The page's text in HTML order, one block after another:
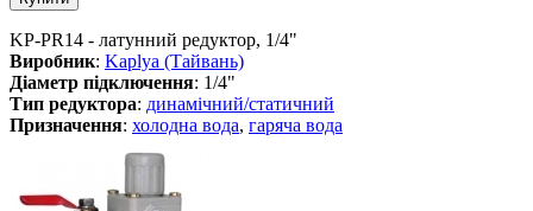
KP-PR14 - латунний редуктор, 1/4"
Виробник: Kaplya (Тайвань)
Діаметр підключення: 1/4"
Тип редуктора: динамічний/статичний
Призначення: холодна вода, гаряча вода